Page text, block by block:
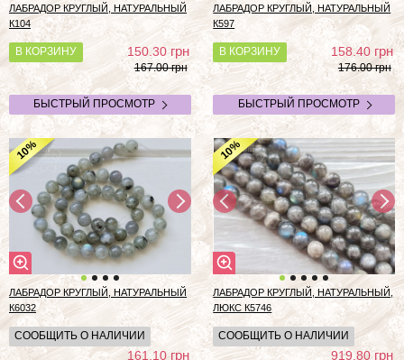
ЛАБРАДОР КРУГЛЫЙ, НАТУРАЛЬНЫЙ
К104
В КОРЗИНУ 150.30грн
167.00 грн
БЫСТРЫЙ ПРОСМОТР
ЛАБРАДОР КРУГЛЫЙ, НАТУРАЛЬНЫЙ
К597
В КОРЗИНУ 158.40грн
176.00 грн
БЫСТРЫЙ ПРОСМОТР
10%
ЛАБРАДОР КРУГЛЫЙ, НАТУРАЛЬНЫЙ
К6032
СООБЩИТЬ О НАЛИЧИИ
161.10грн
10%
ЛАБРАДОР КРУГЛЫЙ, НАТУРАЛЬНЫЙ,
ЛЮКС К5746
СООБЩИТЬ О НАЛИЧИИ
919.80грн